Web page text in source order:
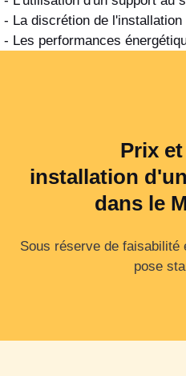
- La discrétion de l'installation
- Les performances
Prix
installation
dans le
Sous réserve de faisabilité
pose